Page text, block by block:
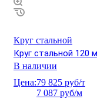
Круг стальной
Круг стальной 120
В наличии
Цена:79 825 руб/т
7 087 руб/м